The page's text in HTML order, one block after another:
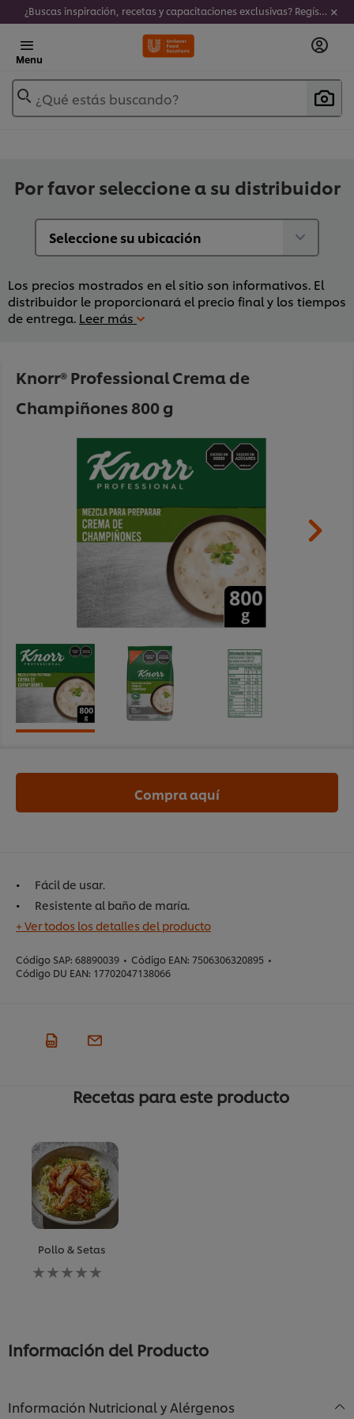
¿Buscas inspiración, recetas y capacitaciones exclusivas? Regístrate a nuestro newsletter!
Menu
¿Qué estás buscando?
Por favor seleccione a su distribuidor
Los precios mostrados en el sitio son informativos. El
distribuidor le proporcionará el precio final y los tiempos
de entrega. Leer más
Knorr® Professional Crema de
Champiñones 800 g
Fácil de usar.
Resistente al baño de maría.
+ Ver todos los detalles del producto
Código SAP: 68890039 • Código EAN: 7506306320895 •
Código DU EAN: 17702047138066
Compra aquí
Recetas para este producto
Pollo & Setas
No
se
este
Información del Producto
Información Nutricional y Alérgenos